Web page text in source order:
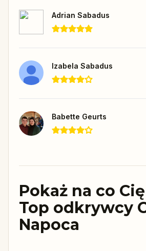
Adrian Sabadus
Izabela Sabadus
Babette Geurts
Pokaż na co
Top odkrywcy
Napoca